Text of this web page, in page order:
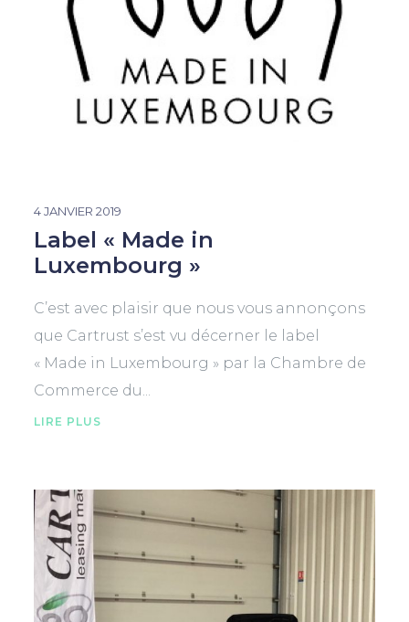
4 JANVIER 2019
Label « Made in
Luxembourg »
C’est avec plaisir que nous vous annonçons
que Cartrust s’est vu décerner le label
« Made in Luxembourg » par la Chambre de
Commerce du...
LIRE PLUS